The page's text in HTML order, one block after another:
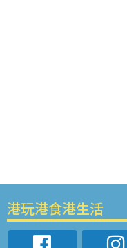
港玩港食港生活